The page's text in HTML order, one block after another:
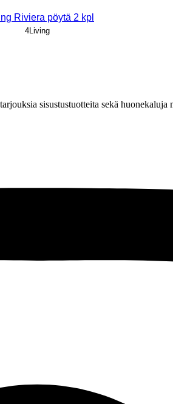
Riviera pöytä 2 kpl
4Living
sisustustuotteita sekä huonekaluja